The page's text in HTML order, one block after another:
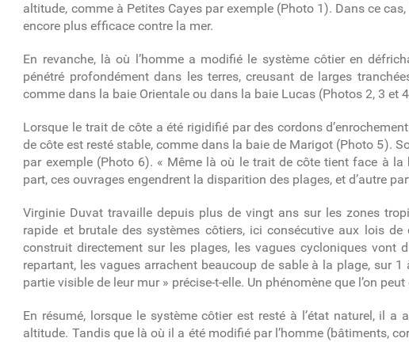
altitude, comme à Petites Cayes par exemple (Photo 1). Dans ce
encore plus efficace contre la mer.
En revanche, là où l’homme a modifié le système côtier en
pénétré profondément dans les terres, creusant de larges
comme dans la baie Orientale ou dans la baie Lucas (Photos 2, 3 et
Lorsque le trait de côte a été rigidifié par des cordons
de côte est resté stable, comme dans la baie de Marigot (Photo 5).
par exemple (Photo 6). « Même là où le trait de côte tient face à la
part, ces ouvrages engendrent la disparition des plages, et d’autre
Virginie Duvat travaille depuis plus de vingt ans sur les zones
rapide et brutale des systèmes côtiers, ici consécutive aux lois
construit directement sur les plages, les vagues cycloniques vont
repartant, les vagues arrachent beaucoup de sable à la plage, sur
partie visible de leur mur » précise-t-elle. Un phénomène que l’on
En résumé, lorsque le système côtier est resté à l’état naturel, il
altitude. Tandis que là où il a été modifié par l’homme (bâtiments,